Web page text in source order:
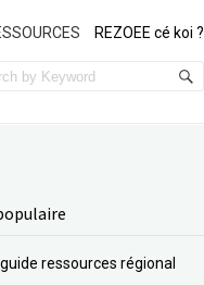
REZOEE cé koi ?
guide ressources régional